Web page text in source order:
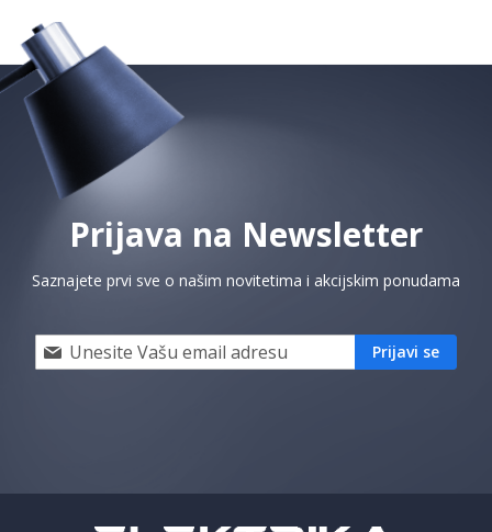
Prijava na Newsletter
Saznajete prvi sve o našim novitetima i akcijskim ponudama
Prijavi
se
akcije
Prijavi se